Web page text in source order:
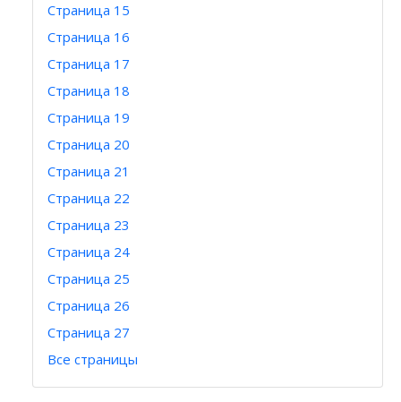
Страница 15
Страница 16
Страница 17
Страница 18
Страница 19
Страница 20
Страница 21
Страница 22
Страница 23
Страница 24
Страница 25
Страница 26
Страница 27
Все страницы